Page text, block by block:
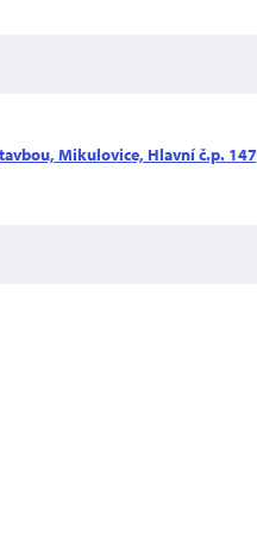
Mikulovice, Hlavní č.p. 147